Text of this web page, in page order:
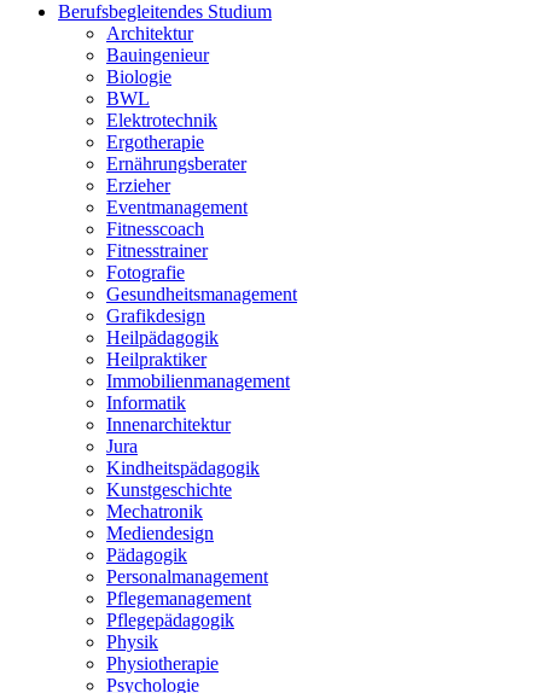
Berufsbegleitendes Studium
Architektur
Bauingenieur
Biologie
BWL
Elektrotechnik
Ergotherapie
Ernährungsberater
Erzieher
Eventmanagement
Fitnesscoach
Fitnesstrainer
Fotografie
Gesundheitsmanagement
Grafikdesign
Heilpädagogik
Heilpraktiker
Immobilienmanagement
Informatik
Innenarchitektur
Jura
Kindheitspädagogik
Kunstgeschichte
Mechatronik
Mediendesign
Pädagogik
Personalmanagement
Pflegemanagement
Pflegepädagogik
Physik
Physiotherapie
Psychologie